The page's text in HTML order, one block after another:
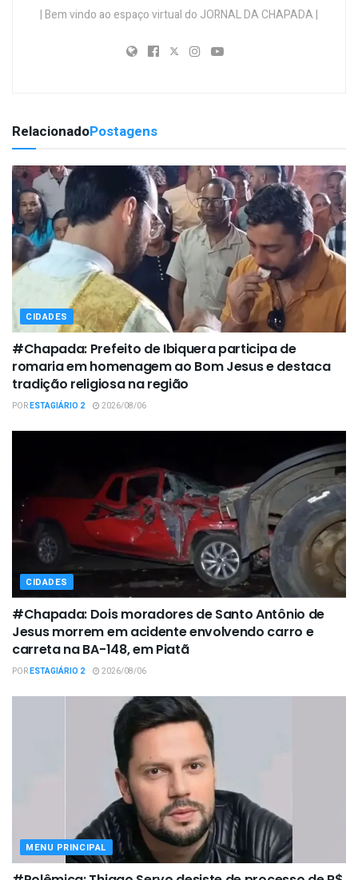
| Bem vindo ao espaço virtual do JORNAL DA CHAPADA |
RelacionadoPostagens
CIDADES
#Chapada: Prefeito de Ibiquera participa de
romaria em homenagem ao Bom Jesus e destaca
tradição religiosa na região
PORESTAGIÁRIO 2 2026/08/06
CIDADES
#Chapada: Dois moradores de Santo Antônio de
Jesus morrem em acidente envolvendo carro e
carreta na BA-148, em Piatã
PORESTAGIÁRIO 2 2026/08/06
MENU PRINCIPAL